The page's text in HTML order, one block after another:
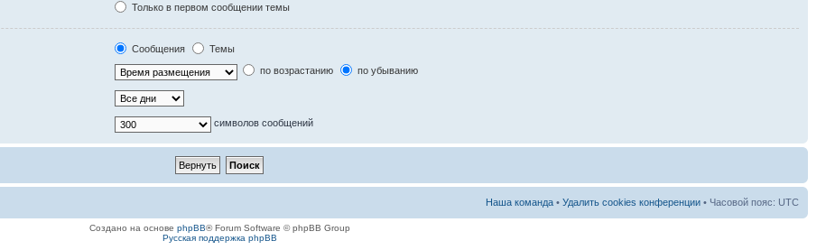
Только в первом сообщении темы
Сообщения
Темы
по возрастанию по убыванию
символов сообщений
Наша команда • Удалить cookies конференции • Часовой пояс: UTC
Создано на основе phpBB® Forum Software © phpBB Group
Русская поддержка phpBB